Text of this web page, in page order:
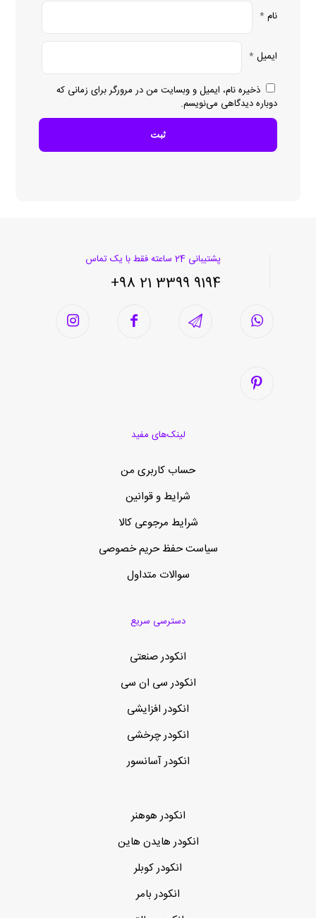
نام *
ایمیل *
ذخیره نام، ایمیل و وبسایت من در مرورگر برای زمانی که
دوباره دیدگاهی می‌نویسم.
پشتیبانی 24 ساعته فقط با یک تماس
9194 3399 21 98+
لینک‌های مفید
حساب کاربری من
شرایط و قوانین
شرایط مرجوعی کالا
سیاست حفظ حریم خصوصی
سوالات متداول
دسترسی سریع
انکودر صنعتی
انکودر سی ان سی
انکودر افزایشی
انکودر چرخشی
انکودر آسانسور
انکودر هوهنر
انکودر هایدن هاین
انکودر کوبلر
انکودر بامر